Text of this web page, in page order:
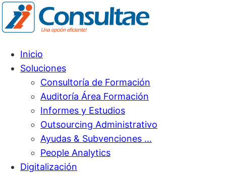
Inicio
Soluciones
Consultoría de Formación
Auditoría Área Formación
Informes y Estudios
Outsourcing Administrativo
Ayudas & Subvenciones …
People Analytics
Digitalización